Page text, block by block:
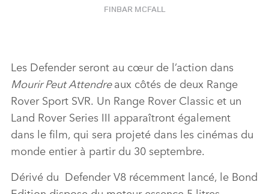
FINBAR MCFALL
Les Defenderseront au cœurde l’action dans
Mourir Peut Attendreaux côtés de deux Range
Rover Sport SVR. Un Range Rover Classic et un
Land Rover Series III apparaîtront également
dans lefilm, qui sera projeté dans les cinémas du
monde entier à partir du 30 septembre.
Dérivé du Defender V8 récemment lancé, le Bond